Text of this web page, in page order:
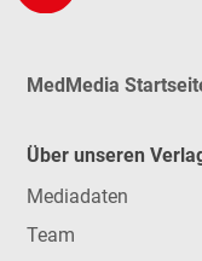
MedMedia
Über unseren
Mediadaten
Team